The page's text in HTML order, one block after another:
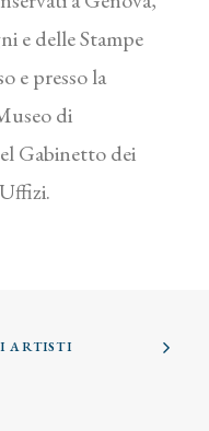
e delle Stampe
e presso la
di
Gabinetto dei
ARTISTI